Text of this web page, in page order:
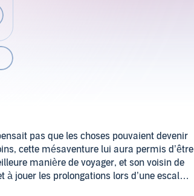
pas que les choses pouvaient devenir
cette mésaventure lui aura permis d’être
manière de voyager, et son voisin de
jouer les prolongations lors d’une escale
pas ? Un an plus tard, Emily